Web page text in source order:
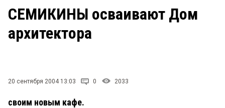
ЗАКОН
НОВОСТИ КОМПАНИЙ
СТИЛЬ ЖИЗНИ
Рейтинги
СЕМИКИНЫ осваивают Дом
архитектора
20 сентября 2004 13:03 0 2033
своим новым кафе.